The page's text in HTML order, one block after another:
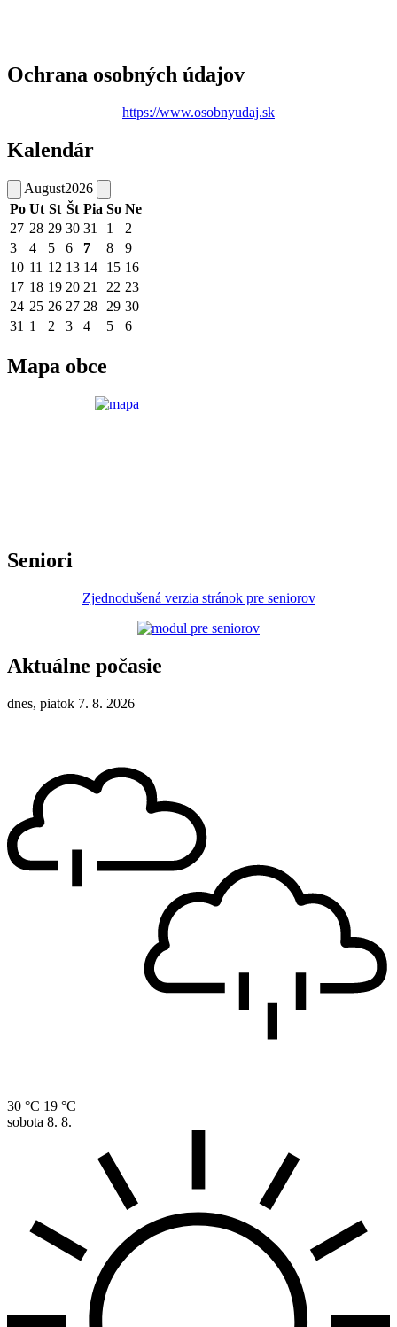
Ochrana osobných údajov
https://www.osobnyudaj.sk
Kalendár
August2026
Po Ut St Št Pia So Ne
27 28 29 30 31 1
2
3
4 5 6 7 8
9
10 11 12 13 14 15 16
17 18 19 20 21 22 23
24 25 26 27 28 29 30
31 1 2 3 4 5 6
Mapa obce
Seniori
Zjednodušená verzia stránok pre seniorov
Aktuálne počasie
dnes, piatok 7. 8. 2026
30 °C 19 °C
sobota 8. 8.